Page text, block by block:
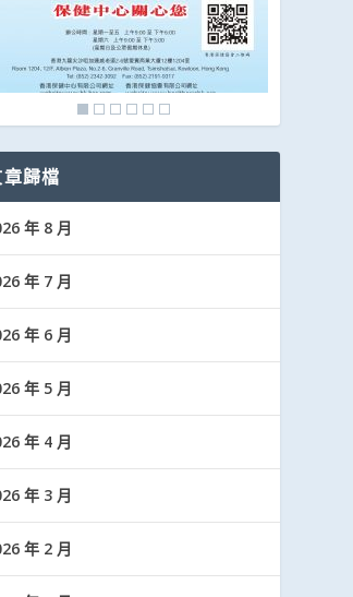
歸檔
年 8 月
年 7 月
年 6 月
年 5 月
年 4 月
年 3 月
年 2 月